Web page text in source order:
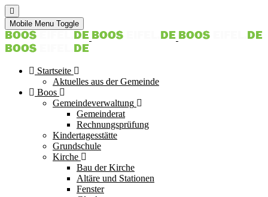
Mobile Menu Toggle
Startseite
Aktuelles aus der Gemeinde
Boos
Gemeindeverwaltung
Gemeinderat
Rechnungsprüfung
Kindertagesstätte
Grundschule
Kirche
Bau der Kirche
Altäre und Stationen
Fenster